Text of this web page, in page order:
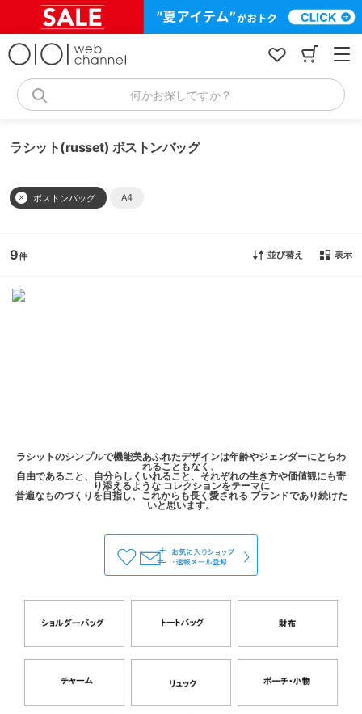
何かお探しですか？
ラシット(russet) ボストンバッグ
ボストンバッグ A4
9 並び替え 表示
ラシットのシンプルで機能美あふれたデザインは年齢やジェンダーにとらわ
れることもなく、
自由であること、自分らしくいれること、それぞれの生き方や価値観にも寄
り添えるような コレクションをテーマに
普遍なものづくりを目指し、これからも長く愛される ブランドであり続けた